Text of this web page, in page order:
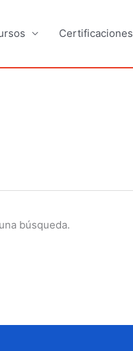
Certificaciones
búsqueda.